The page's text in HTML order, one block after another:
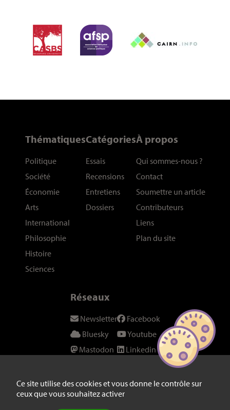
Ce site utilise des cookies et vous donne le contrôle sur
ceux que vous souhaitez activer
Thématiques
Politique
Société
Économie
Arts
International
Philosophie
Histoire
Sciences
Catégories
Essais
Recensions
Entretiens
Dossiers
À propos
Qui sommes-nous ?
Contact
Soumettre un article
Contributeurs
Liens
Plan du site
Réseaux
Newsletter
Bluesky
Mastodon
Instagram
Twitter/X
Facebook
Youtube
Linkedin
Fil RSS